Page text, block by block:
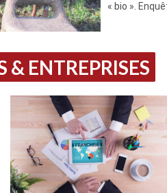
« bio ».
& ENTREPRISES